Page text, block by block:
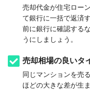
売却代金が住宅ロー
て銀行に一括で返済
前に銀行に確認する
うにしましょう。
売却相場の良いタ
同じマンションを売
ほどの大きな差が生